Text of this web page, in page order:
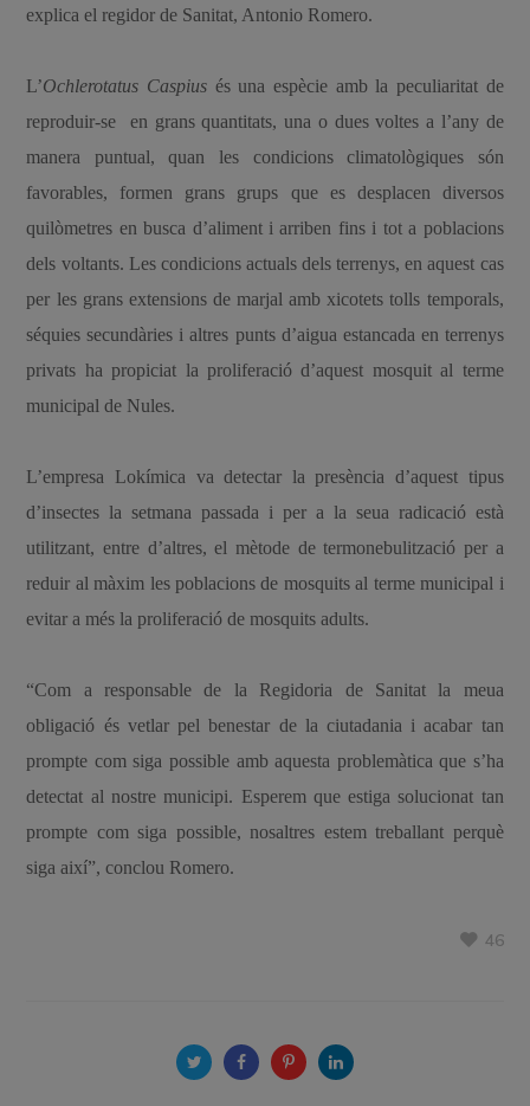
explica el regidor de Sanitat, Antonio Romero.
L’Ochlerotatus Caspius és una espècie amb la peculiaritat de
reproduir-se en grans quantitats, una o dues voltes a l’any de
manera puntual, quan les condicions climatològiques són
favorables, formen grans grups que es desplacen diversos
quilòmetres en busca d’aliment i arriben fins i tot a poblacions
dels voltants. Les condicions actuals dels terrenys, en aquest cas
per les grans extensions de marjal amb xicotets tolls temporals,
séquies secundàries i altres punts d’aigua estancada en terrenys
privats ha propiciat la proliferació d’aquest mosquit al terme
municipal de Nules.
L’empresa Lokímica va detectar la presència d’aquest tipus
d’insectes la setmana passada i per a la seua radicació està
utilitzant, entre d’altres, el mètode de termonebulització per a
reduir al màxim les poblacions de mosquits al terme municipal i
evitar a més la proliferació de mosquits adults.
“Com a responsable de la Regidoria de Sanitat la meua
obligació és vetlar pel benestar de la ciutadania i acabar tan
prompte com siga possible amb aquesta problemàtica que s’ha
detectat al nostre municipi. Esperem que estiga solucionat tan
prompte com siga possible, nosaltres estem treballant perquè
siga així”, conclou Romero.
46